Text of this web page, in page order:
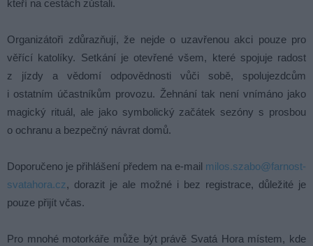
kteří na cestách zůstali.
Organizátoři zdůrazňují, že nejde o uzavřenou akci pouze pro
věřící katolíky. Setkání je otevřené všem, které spojuje radost
z jízdy a vědomí odpovědnosti vůči sobě, spolujezdcům
i ostatním účastníkům provozu. Žehnání tak není vnímáno jako
magický rituál, ale jako symbolický začátek sezóny s prosbou
o ochranu a bezpečný návrat domů.
Doporučeno je přihlášení předem na e-mail milos.szabo@farnost-
svatahora.cz, dorazit je ale možné i bez registrace, důležité je
pouze přijít včas.
Pro mnohé motorkáře může být právě Svatá Hora místem, kde